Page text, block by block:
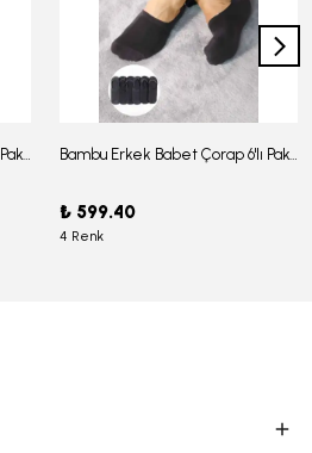
Bambu Erkek Babet Çorap 6'lı Paket - J-03 Bambu Erkek Babet Çorap 6'lı Paket -J-08
₺ 599.40
4 Renk